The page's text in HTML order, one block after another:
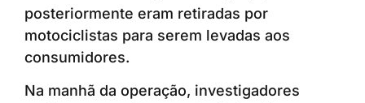
posteriormente eram retiradas por
motociclistas para serem levadas aos
consumidores.
Na manhã da operação, investigadores